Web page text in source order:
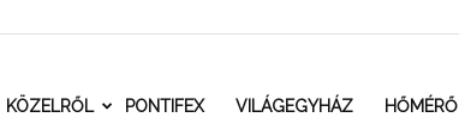
KÖZELRŐL PONTIFEX VILÁGEGYHÁZ HŐMÉRŐ